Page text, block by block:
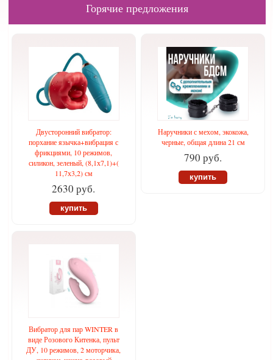
Горячие предложения
Двусторонний вибратор:
порхание язычка+вибрация с
фрикциями, 10 режимов,
силикон, зеленый, (8,1х7,1)+(
11,7х3,2) см
2630 руб.
купить
Наручники с мехом, экокожа,
черные, общая длина 21 см
790 руб.
купить
Вибратор для пар WINTER в
виде Розового Китенка, пульт
ДУ, 10 режимов, 2 моторчика,